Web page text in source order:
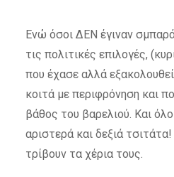
Ενώ όσοι ΔΕΝ έγιναν
τις πολιτικές επιλογές,
που έχασε αλλά
κοιτά με περιφρόνηση και
βάθος του βαρελιού. Και
αριστερά και δεξιά
τρίβουν τα χέρια τους.